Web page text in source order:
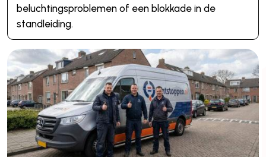
beluchtingsproblemen of een blokkade in de
standleiding.